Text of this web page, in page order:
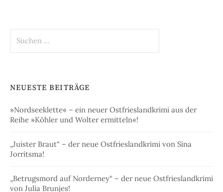
nach:
NEUESTE BEITRÄGE
»Nordseeklette« – ein neuer Ostfrieslandkrimi aus der
Reihe »Köhler und Wolter ermitteln«!
„Juister Braut“ – der neue Ostfrieslandkrimi von Sina
Jorritsma!
„Betrugsmord auf Norderney“ – der neue Ostfrieslandkrimi
von Julia Brunjes!